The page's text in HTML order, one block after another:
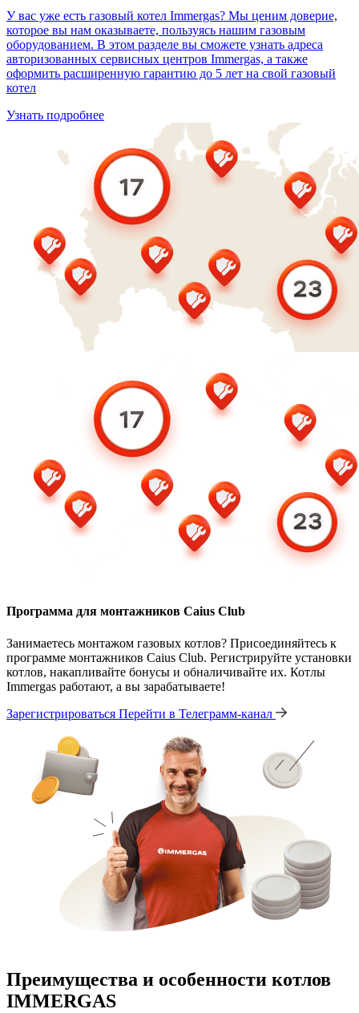
У вас уже есть газовый котел Immergas? Мы ценим доверие,
которое вы нам оказываете, пользуясь нашим газовым
оборудованием. В этом разделе вы сможете узнать адреса
авторизованных сервисных центров Immergas, а также
оформить расширенную гарантию до 5 лет на свой газовый
котел
Узнать подробнее
Программа для монтажников Caius Club
Занимаетесь монтажом газовых котлов? Присоединяйтесь к
программе монтажников Caius Club. Регистрируйте установки
котлов, накапливайте бонусы и обналичивайте их. Котлы
Immergas работают, а вы зарабатываете!
Зарегистрироваться Перейти в Телеграмм-канал
Преимущества и особенности котлов
IMMERGAS